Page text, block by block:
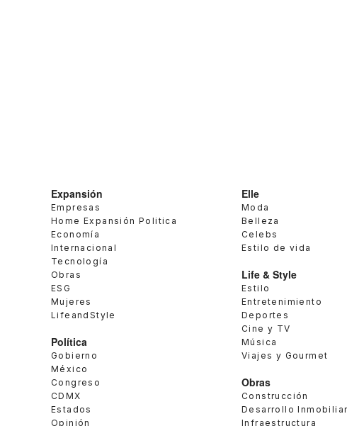
Expansión
Empresas
Home Expansión Politica
Economía
Internacional
Tecnología
Obras
ESG
Mujeres
LifeandStyle
Política
Gobierno
México
Congreso
CDMX
Estados
Opinión
Elle
Moda
Belleza
Celebs
Estilo de vida
Life & Style
Estilo
Entretenimiento
Deportes
Cine y TV
Música
Viajes y Gourmet
Obras
Construcción
Desarrollo
Infraestructura